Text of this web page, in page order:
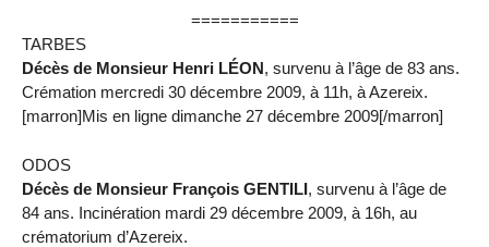
===========
TARBES
Décès de Monsieur Henri LÉON, survenu à l’âge de 83 ans.
Crémation mercredi 30 décembre 2009, à 11h, à Azereix.
[marron]Mis en ligne dimanche 27 décembre 2009[/marron]
ODOS
Décès de Monsieur François GENTILI, survenu à l’âge de
84 ans. Incinération mardi 29 décembre 2009, à 16h, au
crématorium d’Azereix.